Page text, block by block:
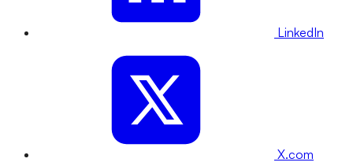
LinkedIn
X.com